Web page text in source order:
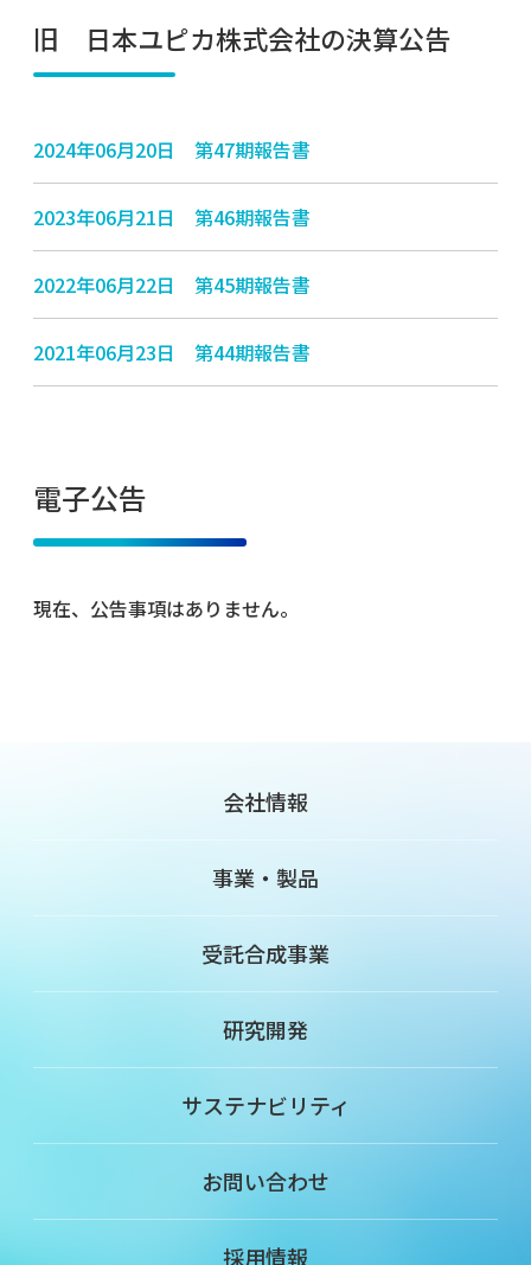
旧 日本ユピカ株式会社の決算公告
2024年06月20日 第47期報告書
2023年06月21日 第46期報告書
2022年06月22日 第45期報告書
2021年06月23日 第44期報告書
電子公告
現在、公告事項はありません。
会社情報
事業・製品
受託合成事業
研究開発
サステナビリティ
お問い合わせ
採用情報